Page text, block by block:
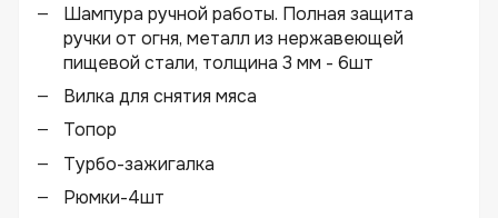
Шампура ручной работы. Полная защита
ручки от огня, металл из нержавеющей
пищевой стали, толщина 3 мм - 6шт
Вилка для снятия мяса
Топор
Турбо-зажигалка
Рюмки-4шт